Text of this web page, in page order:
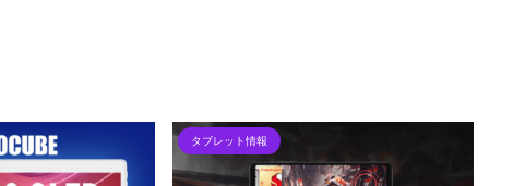
タブレット情報